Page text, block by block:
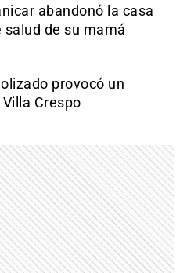
abandonó la casa
de su mamá
provocó un
Crespo